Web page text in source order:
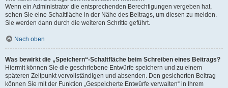
Wenn ein Administrator die entsprechenden Berechtigungen vergeben hat,
sehen Sie eine Schaltfläche in der Nähe des Beitrags, um diesen zu melden.
Sie werden dann durch die weiteren Schritte geführt.
Nach oben
Was bewirkt die „Speichern“-Schaltfläche beim Schreiben eines Beitrags?
Hiermit können Sie die geschriebene Entwürfe speichern und zu einem
späteren Zeitpunkt vervollständigen und absenden. Den gesicherten Beitrag
können Sie mit der Funktion „Gespeicherte Entwürfe verwalten“ in Ihrem